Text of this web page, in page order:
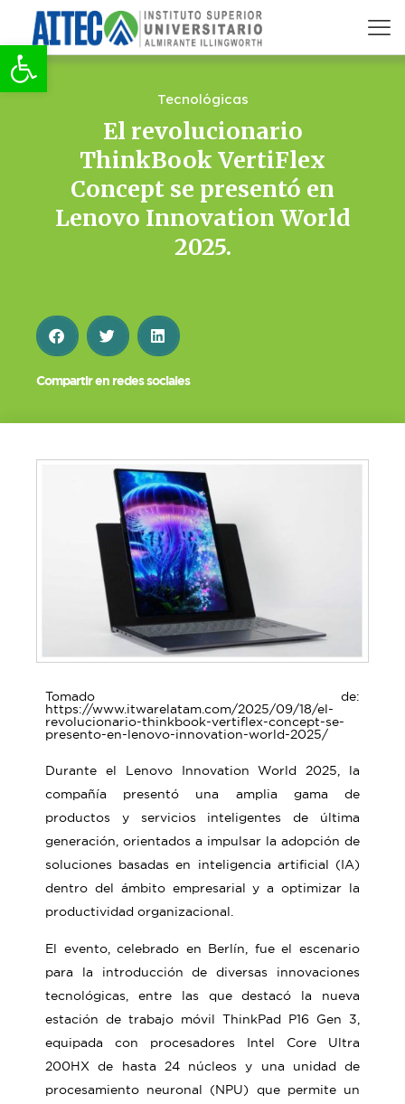
Abrir barra de herramientas
Tecnológicas
El revolucionario
ThinkBook VertiFlex
Concept se presentó en
Lenovo Innovation World
2025.
Compartir en redes sociales
Tomado de:
https://www.itwarelatam.com/2025/09/18/el-
revolucionario-thinkbook-vertiflex-concept-se-
presento-en-lenovo-innovation-world-2025/
Durante el Lenovo Innovation World 2025, la
compañía presentó una amplia gama de
productos y servicios inteligentes de última
generación, orientados a impulsar la adopción de
soluciones basadas en inteligencia artificial (IA)
dentro del ámbito empresarial y a optimizar la
productividad organizacional.
El evento, celebrado en Berlín, fue el escenario
para la introducción de diversas innovaciones
tecnológicas, entre las que destacó la nueva
estación de trabajo móvil ThinkPad P16 Gen 3,
equipada con procesadores Intel Core Ultra
200HX de hasta 24 núcleos y una unidad de
procesamiento neuronal (NPU) que permite un